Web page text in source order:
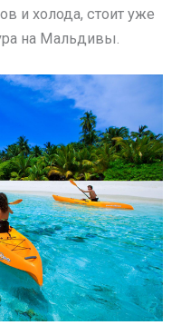
и холода, стоит уже
на Мальдивы.